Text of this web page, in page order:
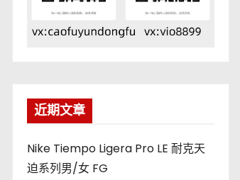
近期文章
Nike Tiempo Ligera Pro LE 耐克天
迫系列男/女 FG